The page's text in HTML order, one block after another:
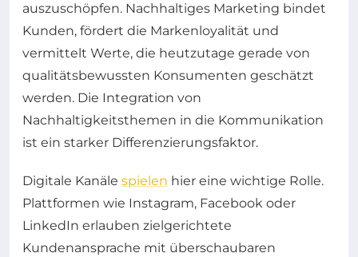
auszuschöpfen. Nachhaltiges Marketing bindet
Kunden, fördert die Markenloyalität und
vermittelt Werte, die heutzutage gerade von
qualitätsbewussten Konsumenten geschätzt
werden. Die Integration von
Nachhaltigkeitsthemen in die Kommunikation
ist ein starker Differenzierungsfaktor.
Digitale Kanäle spielen hier eine wichtige Rolle.
Plattformen wie Instagram, Facebook oder
LinkedIn erlauben zielgerichtete
Kundenansprache mit überschaubaren